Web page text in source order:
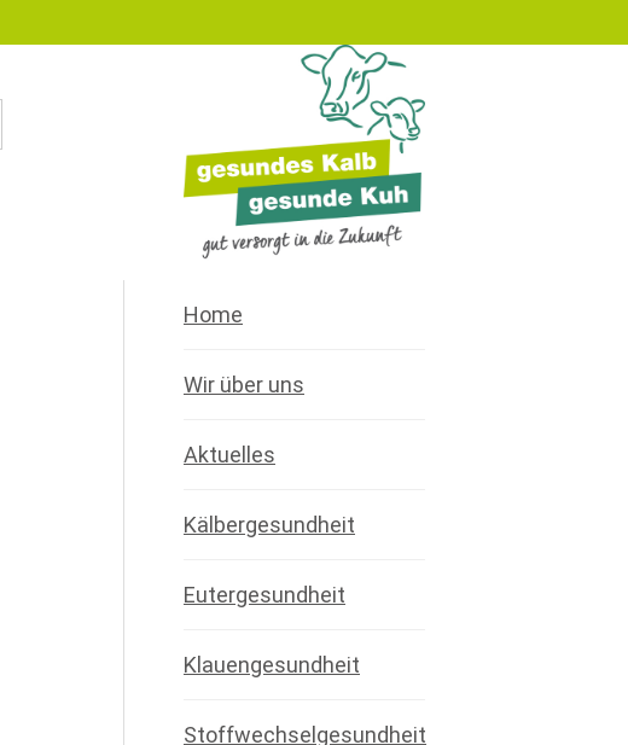
Home
Wir über uns
Aktuelles
Kälbergesundheit
Eutergesundheit
Klauengesundheit
Stoffwechselgesundheit